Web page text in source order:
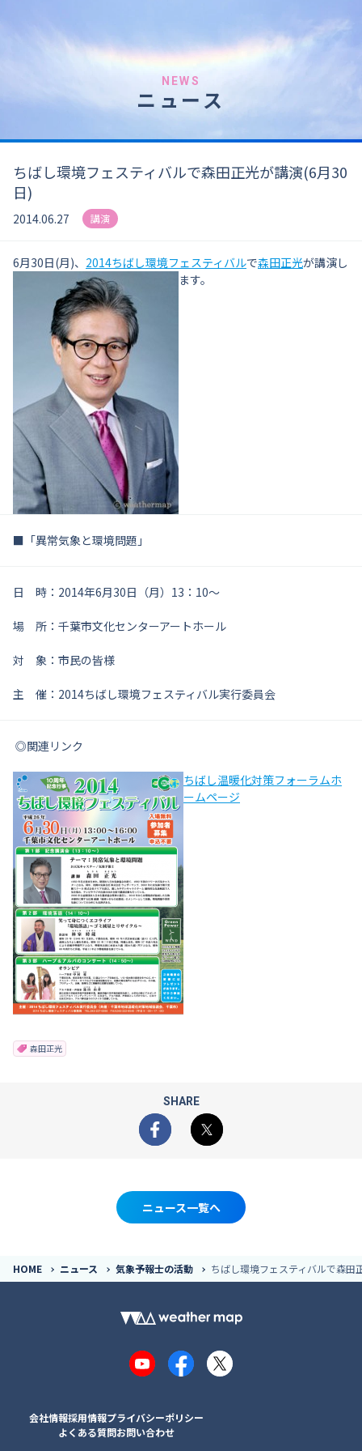
NEWS
ニュース
ちばし環境フェスティバルで森田正光が講演(6月30
日)
2014.06.27 講演
6月30日(月)、 2014ちばし環境フェスティバルで森田正光が講演し
ます。
■「異常気象と環境問題」
日 時：2014年6月30日（月）13：10～
場 所：千葉市文化センターアートホール
対 象：市民の皆様
主 催：2014ちばし環境フェスティバル実行委員会
◎関連リンク
ちばし温暖化対策フォーラムホ
ームページ
森田正光
SHARE
Facebook
X
ニュース一覧へ
HOME ニュース 気象予報士の活動 ちばし環境フェスティバルで森田
YouTubeFacebook
X
会社情報採用情報プライバシーポリシー
よくある質問お問い合わせ